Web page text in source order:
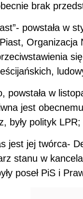
brak
powstała w
powstała w
jest
były polityk LPR;
jest jej twórca-
stanu w
poseł PiS i